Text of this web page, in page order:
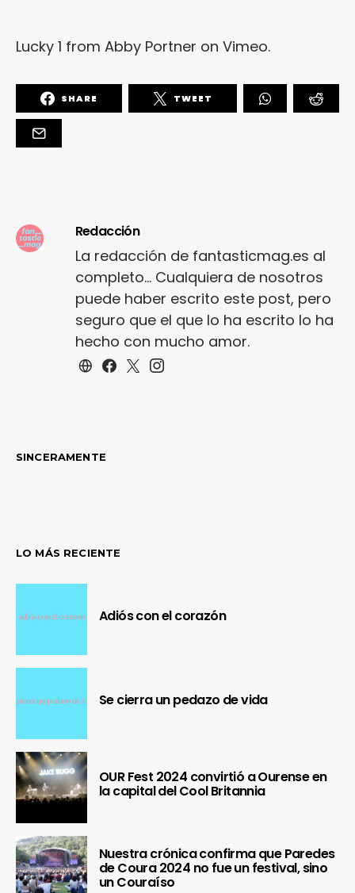
Lucky 1 from Abby Portner on Vimeo.
SHARE TWEET
Redacción
La redacción de fantasticmag.es al
completo... Cualquiera de nosotros
puede haber escrito este post, pero
seguro que el que lo ha escrito lo ha
hecho con mucho amor.
SINCERAMENTE
LO MÁS RECIENTE
Adiós con el corazón
Se cierra un pedazo de vida
OUR Fest 2024 convirtió a Ourense en
la capital del Cool Britannia
Nuestra crónica confirma que Paredes
de Coura 2024 no fue un festival, sino
un Couraíso